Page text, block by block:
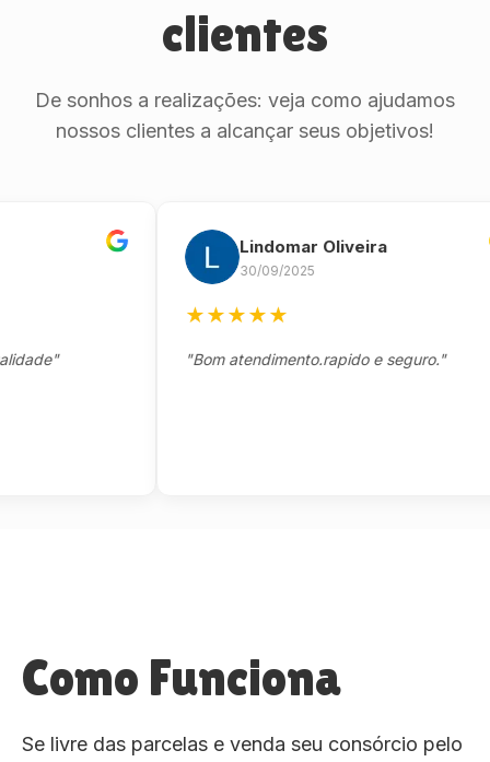
clientes
De sonhos a realizações: veja como ajudamos
nossos clientes a alcançar seus objetivos!
Lindomar Oliveira
30/09/2025
★★★
"Bom atendimento.rapido e seguro."
Como Funciona
Se livre das parcelas e venda seu consórcio pelo